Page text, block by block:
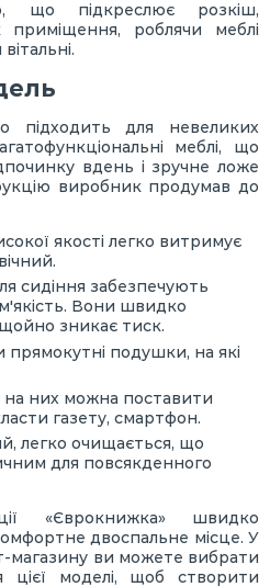
що підкреслює розкіш,
приміщення, роблячи меблі
підходить для невеликих
меблі, що
вдень і зручне ложе
виробник продумав до
якості легко витримує
сидіння забезпечують
Вони швидко
зникає тиск.
подушки, на які
на них можна поставити
газету, смартфон.
легко очищається, що
для повсякденного
«Єврокнижка» швидко
двоспальне місце. У
магазину ви можете вибрати
моделі, щоб створити